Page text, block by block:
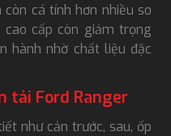
cá tính hơn nhiều so
cấp còn giảm trọng
hành nhờ chất liệu đặc
tải Ford Ranger
như cản trước, sau, ốp